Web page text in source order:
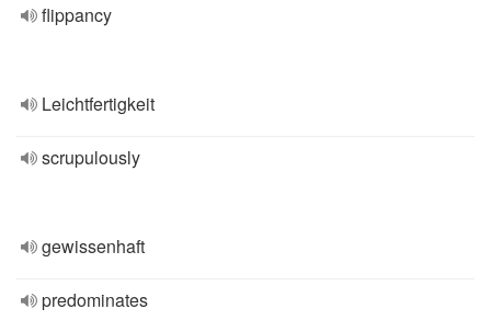
flippancy
Leichtfertigkeit
scrupulously
gewissenhaft
predominates